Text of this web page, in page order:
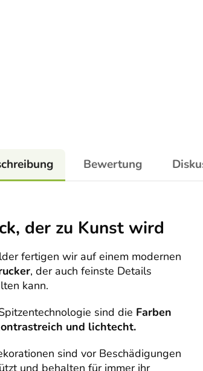
Bewertung
der zu Kunst wird
fertigen wir auf einem modernen
, der auch feinste Details
kann.
sind die Farben
und lichtecht.
sind vor Beschädigungen